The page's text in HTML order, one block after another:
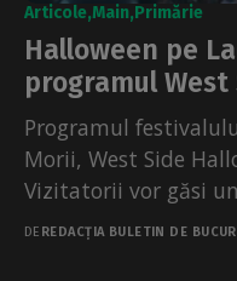
Articole Main Primărie
Halloween pe
programul West
Programul
Morii, West Side
Vizitatorii vor găsi
dovleac gigant...
DE REDACȚIA BULETIN DE